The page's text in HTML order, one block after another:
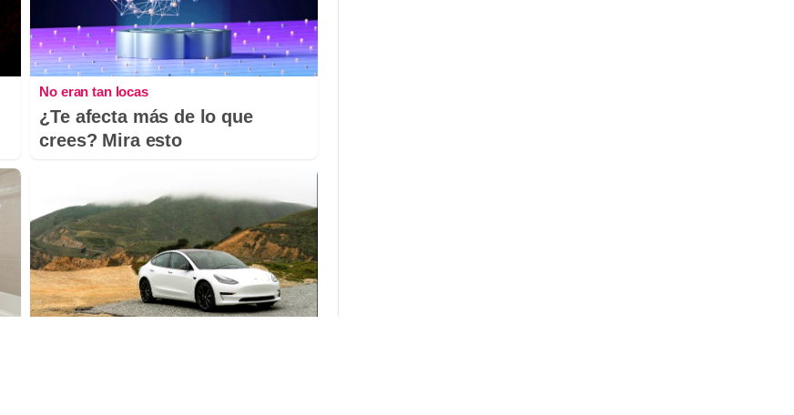
No eran tan locas
¿Te afecta más de lo que
crees? Mira esto